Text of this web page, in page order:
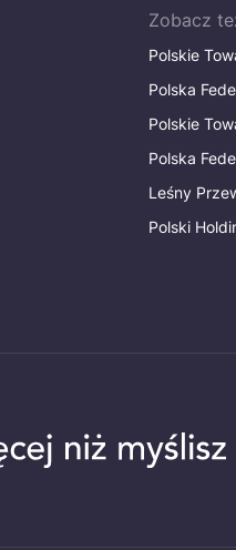
Zobacz
Polskie
Polska
Polskie
Polska
Leśny
Polski